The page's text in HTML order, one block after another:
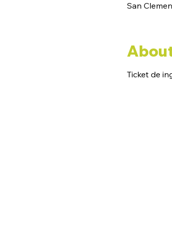
San
Ticket de